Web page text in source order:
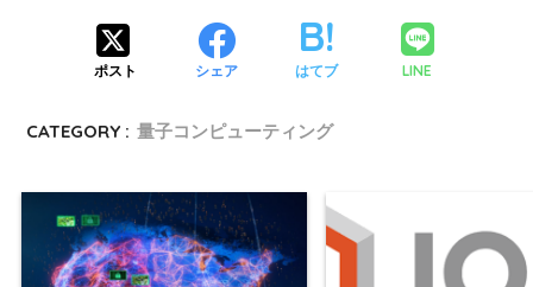
ポスト シェア はてブ LINE
CATEGORY : 量子コンピューティング